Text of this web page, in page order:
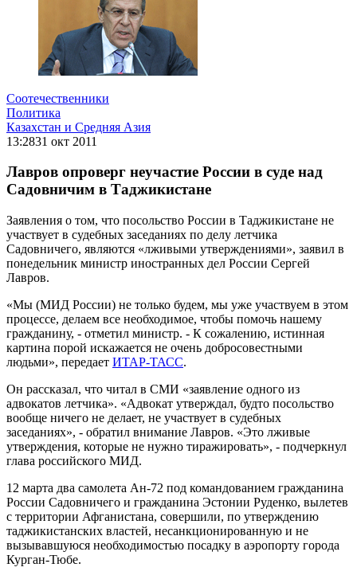
Соотечественники
Политика
Казахстан и Средняя Азия
13:2831 окт 2011
Лавров опроверг неучастие России в суде над
Садовничим в Таджикистане
Заявления о том, что посольство России в Таджикистане не
участвует в судебных заседаниях по делу летчика
Садовничего, являются «лживыми утверждениями», заявил в
понедельник министр иностранных дел России Сергей
Лавров.
«Мы (МИД России) не только будем, мы уже участвуем в этом
процессе, делаем все необходимое, чтобы помочь нашему
гражданину, - отметил министр. - К сожалению, истинная
картина порой искажается не очень добросовестными
людьми», передает ИТАР-ТАСС.
Он рассказал, что читал в СМИ «заявление одного из
адвокатов летчика». «Адвокат утверждал, будто посольство
вообще ничего не делает, не участвует в судебных
заседаниях», - обратил внимание Лавров. «Это лживые
утверждения, которые не нужно тиражировать», - подчеркнул
глава российского МИД.
12 марта два самолета Ан-72 под командованием гражданина
России Садовничего и гражданина Эстонии Руденко, вылетев
с территории Афганистана, совершили, по утверждению
таджикистанских властей, несанкционированную и не
вызывавшуюся необходимостью посадку в аэропорту города
Курган-Тюбе.